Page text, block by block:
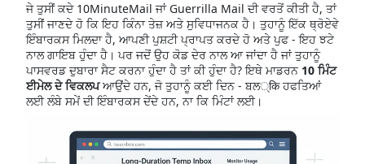
ਜੇ ਤੁਸੀਂ ਕਦੇ 10MinuteMail ਜਾਂ Guerrilla Mail ਦੀ ਵਰਤੋਂ ਕੀਤੀ ਹੈ, ਤਾਂ
ਤੁਸੀਂ ਜਾਣਦੇ ਹੋ ਕਿ ਇਹ ਕਿੰਨਾ ਤੇਜ਼ ਅਤੇ ਸੁਵਿਧਾਜਨਕ ਹੈ। ਤੁਹਾਨੂੰ ਇੱਕ ਥ੍ਰੋਏਵੇ
ਇੰਬਾਰਕਸ ਮਿਲਦਾ ਹੈ, ਆਪਣੀ ਪੁਸ਼ਟੀ ਪ੍ਰਾਪਤ ਕਰਦੇ ਹੋ ਅਤੇ ਪੁਫ - ਇਹ ਝਟੇ
ਨਾਲ ਗਾਇਬ ਹੁੰਦਾ ਹੈ। ਪਰ ਜਦੋਂ ਉਹ ਕੋਡ ਦੇਰ ਨਾਲ ਆ ਜਾਂਦਾ ਹੈ ਜਾਂ ਤੁਹਾਨੂੰ
ਪਾਸਵਰਡ ਦੁਬਾਰਾ ਸੈਟ ਕਰਨਾ ਹੁੰਦਾ ਹੈ ਤਾਂ ਕੀ ਹੁੰਦਾ ਹੈ? ਇਥੇ ਮਾਡਰਨ 10 ਮਿੰਟ
ਈਮੇਲ ਦੇ ਵਿਕਲਪਆਉਂਦੇ ਹਨ, ਜੋ ਤੁਹਾਨੂੰ ਕਈ ਦਿਨ - ਬਲ्कि ਹਫਤਿਆਂ
ਲਈ ਲੰਬੇ ਸਮੇਂ ਦੀ ਇੰਬਾਰਕਸ ਦੇਂਦੇ ਹਨ, ਨਾ ਕਿ ਮਿੰਟਾਂ ਲਈ।